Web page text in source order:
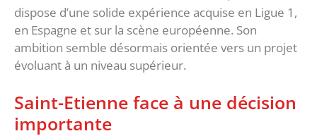
dispose d’une solide expérience acquise en Ligue 1,
en Espagne et sur la scène européenne. Son
ambition semble désormais orientée vers un projet
évoluant à un niveau supérieur.
Saint-Etienne face à une décision
importante